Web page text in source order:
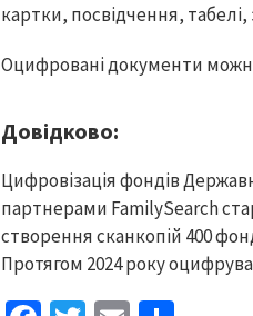
картки, посвідчення, табелі,
Оцифровані документи
Довідково:
Цифровізація фондів
партнерами FamilySearch
створення сканкопій 400
Протягом 2024 року